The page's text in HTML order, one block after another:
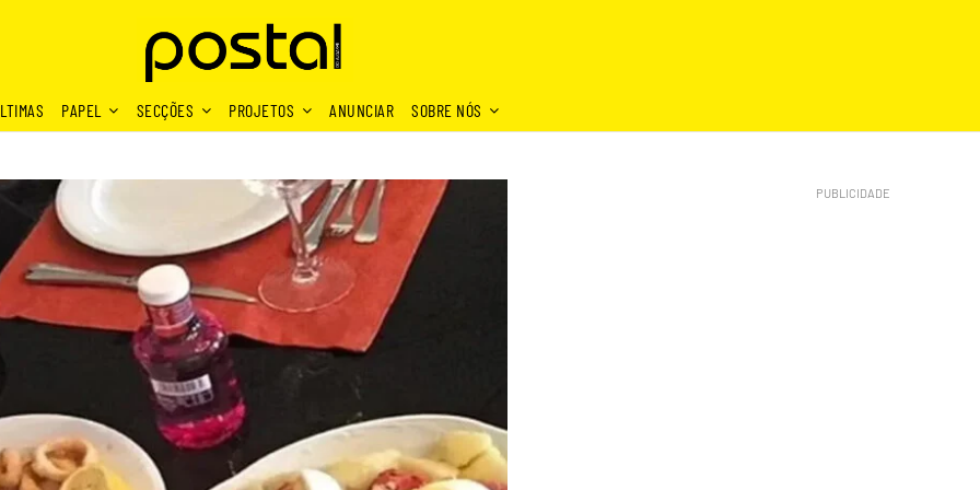
PAPEL SECÇÕES PROJETOS ANUNCIAR SOBRE NÓS